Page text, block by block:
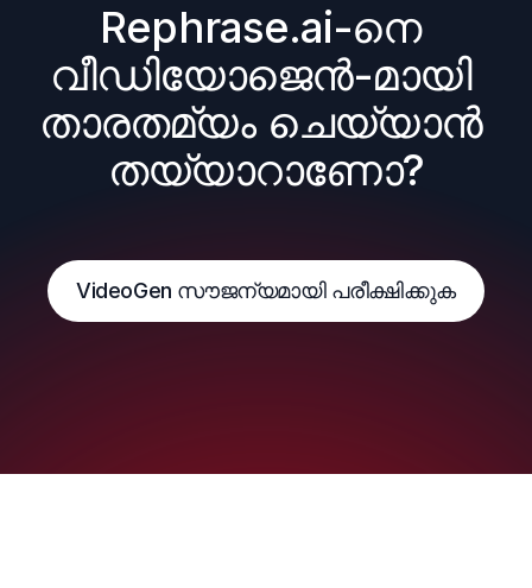
Rephrase.ai-നെ
വീഡിയോജെൻ-മായി
താരതമ്യം ചെയ്യാൻ
തയ്യാറാണോ?
VideoGen സൗജന്യമായി പരീക്ഷിക്കുക